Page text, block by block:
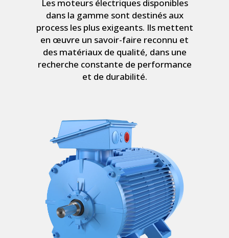
Les moteurs électriques disponibles
dans la gamme sont destinés aux
process les plus exigeants. Ils mettent
en œuvre un savoir-faire reconnu et
des matériaux de qualité, dans une
recherche constante de performance
et de durabilité.